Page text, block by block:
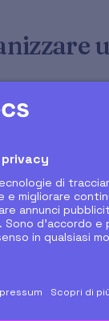
con noi?
UN EVENTO CON